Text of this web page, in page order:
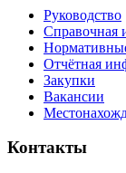
Руководство
Справочная
Отчётная
Закупки
Вакансии
Контакты